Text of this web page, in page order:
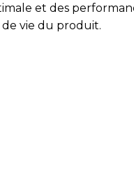
et des
vie du produit.